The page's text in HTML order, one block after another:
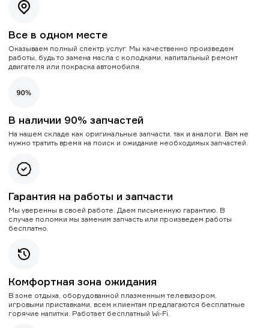
Все в одном месте
Оказываем полный спектр услуг. Мы качественно произведем
работы, будь то замена масла с колодками, капитальный ремонт
двигателя или покраска автомобиля.
В наличии 90% запчастей
На нашем складе как оригинальные запчасти, так и аналоги. Вам не
нужно тратить время на поиск и ожидание необходимых запчастей.
Гарантия на работы и запчасти
Мы уверенны в своей работе. Даем письменную гарантию. В
случае поломки мы заменим запчасть или произведем работы
бесплатно.
Комфортная зона ожидания
В зоне отдыха, оборудованной плазменным телевизором,
игровыми приставками, всем клиентам предлагаются бесплатные
горячие напитки. Работает бесплатный Wi-Fi.